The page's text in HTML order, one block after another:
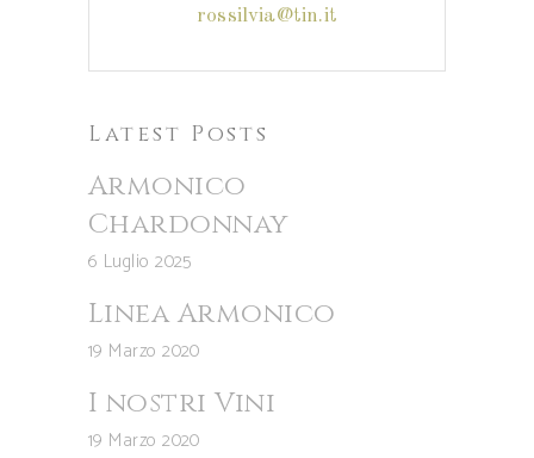
rossilvia@tin.it
Latest Posts
Armonico
Chardonnay
6 Luglio 2025
Linea Armonico
19 Marzo 2020
I nostri Vini
19 Marzo 2020